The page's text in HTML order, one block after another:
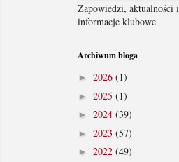
Zapowiedzi, aktualności i
informacje klubowe
Archiwum bloga
► 2026 (1)
► 2025 (1)
► 2024 (39)
► 2023 (57)
► 2022 (49)